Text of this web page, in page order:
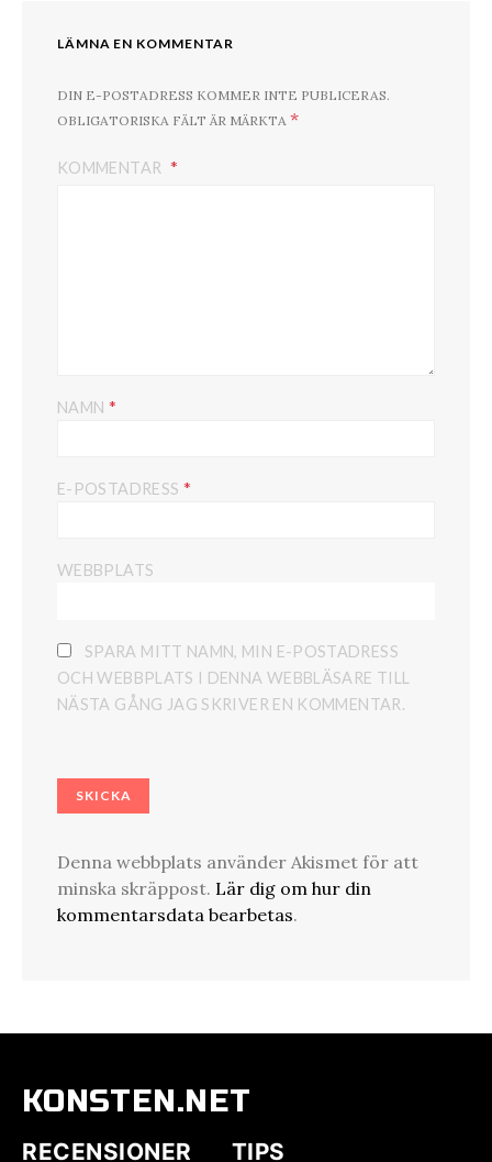
LÄMNA EN KOMMENTAR
DIN E-POSTADRESS KOMMER INTE PUBLICERAS.
OBLIGATORISKA FÄLT ÄR MÄRKTA *
KOMMENTAR
NAMN *
E-POSTADRESS *
WEBBPLATS
SPARA MITT NAMN, MIN E-POSTADRESS
OCH WEBBPLATS I DENNA WEBBLÄSARE TILL
NÄSTA GÅNG JAG SKRIVER EN KOMMENTAR.
Denna webbplats använder Akismet för att
minska skräppost. Lär dig om hur din
kommentarsdata bearbetas.
KONSTEN.NET
RECENSIONER TIPS